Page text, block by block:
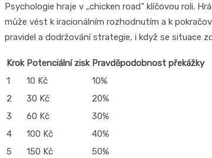
Psychologie hraje v „chicken road“ klíčovou roli.
může vést k iracionálním rozhodnutím a k
pravidel a dodržování strategie, i když se situace
Krok Potenciální zisk Pravděpodobnost překážky
1
10 Kč
10%
2
30 Kč
20%
3
60 Kč
30%
4
100 Kč
40%
5
150 Kč 50%